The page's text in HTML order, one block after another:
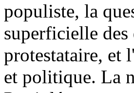
populiste, la
superficielle
protestataire, et
et politique. La